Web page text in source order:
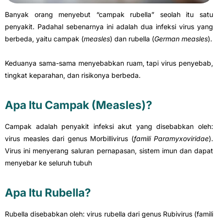
Banyak orang menyebut “campak rubella” seolah itu satu
penyakit. Padahal sebenarnya ini adalah dua infeksi virus yang
berbeda, yaitu campak (measles) dan rubella (German measles).
Keduanya sama-sama menyebabkan ruam, tapi virus penyebab,
tingkat keparahan, dan risikonya berbeda.
Apa Itu Campak (Measles)?
Campak adalah penyakit infeksi akut yang disebabkan oleh:
virus measles dari genus Morbillivirus (famili Paramyxoviridae).
Virus ini menyerang saluran pernapasan, sistem imun dan dapat
menyebar ke seluruh tubuh
Apa Itu Rubella?
Rubella disebabkan oleh: virus rubella dari genus Rubivirus (famili